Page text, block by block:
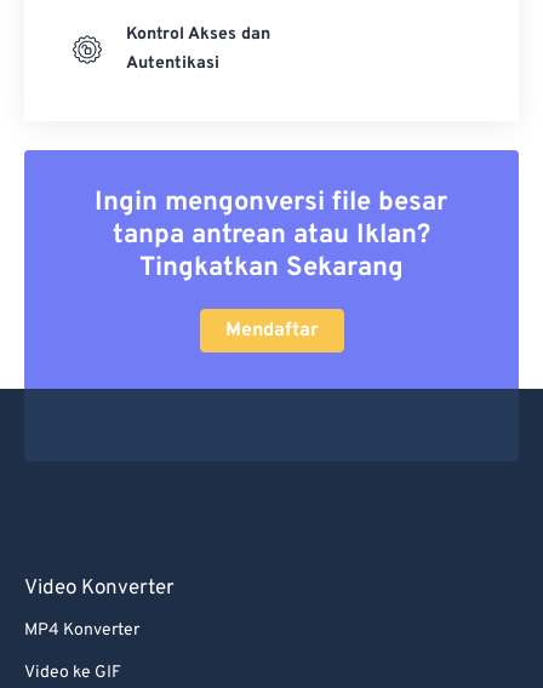
Kontrol Akses dan
Autentikasi
Ingin mengonversi file besar
tanpa antrean atau Iklan?
Tingkatkan Sekarang
Mendaftar
Video Konverter
MP4 Konverter
Video ke GIF